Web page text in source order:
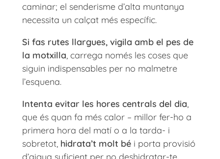
caminar; el senderisme d’alta muntanya
necessita un calçat més específic.
Si fas rutes llargues, vigila amb el pes de
la motxilla, carrega només les coses que
siguin indispensables per no malmetre
l’esquena.
Intenta evitar les hores centrals del dia,
que és quan fa més calor – millor fer-ho a
primera hora del matí o a la tarda- i
sobretot, hidrata’t molt bé i porta provisió